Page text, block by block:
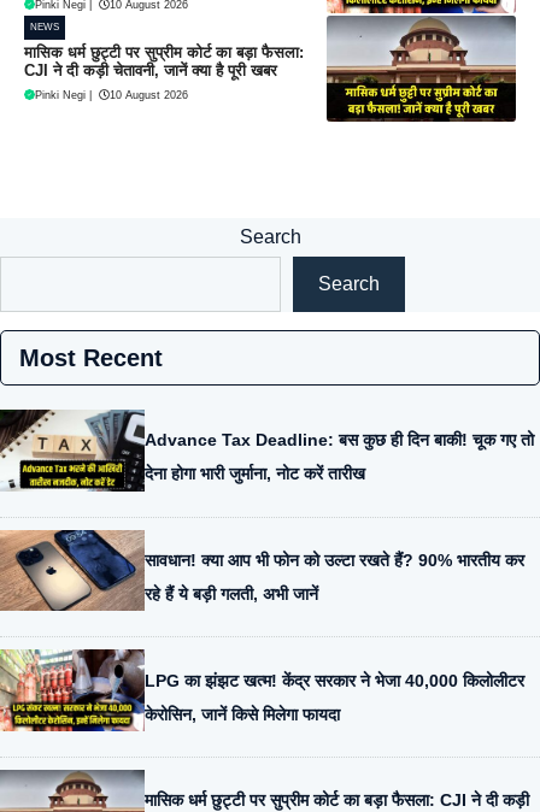
Pinki Negi 10 August 2026
NEWS
मासिक धर्म छुट्टी पर सुप्रीम कोर्ट का बड़ा फैसला:
CJI ने दी कड़ी चेतावनी, जानें क्या है पूरी खबर
Pinki Negi 10 August 2026
Search
Search
Most Recent
Advance Tax Deadline: बस कुछ ही दिन बाकी! चूक गए तो
देना होगा भारी जुर्माना, नोट करें तारीख
सावधान! क्या आप भी फोन को उल्टा रखते हैं? 90% भारतीय कर
रहे हैं ये बड़ी गलती, अभी जानें
LPG का झंझट खत्म! केंद्र सरकार ने भेजा 40,000 किलोलीटर
केरोसिन, जानें किसे मिलेगा फायदा
मासिक धर्म छुट्टी पर सुप्रीम कोर्ट का बड़ा फैसला: CJI ने दी कड़ी